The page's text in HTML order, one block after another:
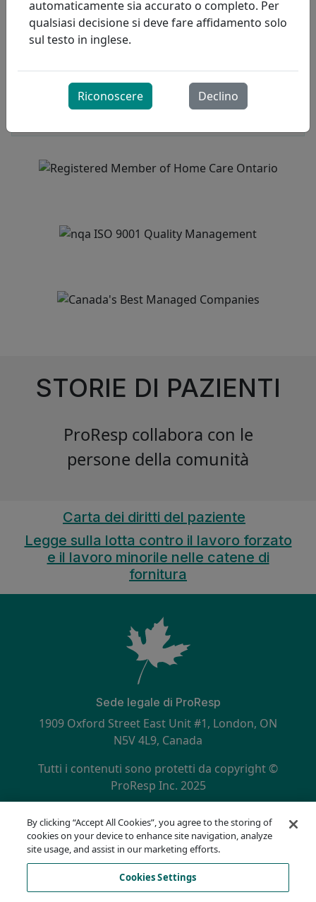
Team esperto SVG
Il più grande datore di lavoro di terapisti
RT che praticano i più alti standard di cura
Migliorare la tua esperienza di cura
Image
Image
Image
STORIE DI PAZIENTI
ProResp collabora con le
persone della comunità
Carta dei diritti del paziente
Legge sulla lotta contro il lavoro forzato
e il lavoro minorile nelle catene di
fornitura
Sede legale di ProResp
1909 Oxford Street East Unit #1, London, ON
N5V 4L9, Canada
Tutti i contenuti sono protetti da copyright ©
ProResp Inc. 2025
Secondary menu
politica sulla riservatezza
Linea diretta per la conformità
Termini di utilizzo
AODA
automaticamente sia accurato o completo. Per
qualsiasi decisione si deve fare affidamento solo
sul testo in inglese.
Riconoscere Declino
By clicking “Accept All Cookies”, you agree to the storing of
cookies on your device to enhance site navigation, analyze
site usage, and assist in our marketing efforts.
Cookies Settings